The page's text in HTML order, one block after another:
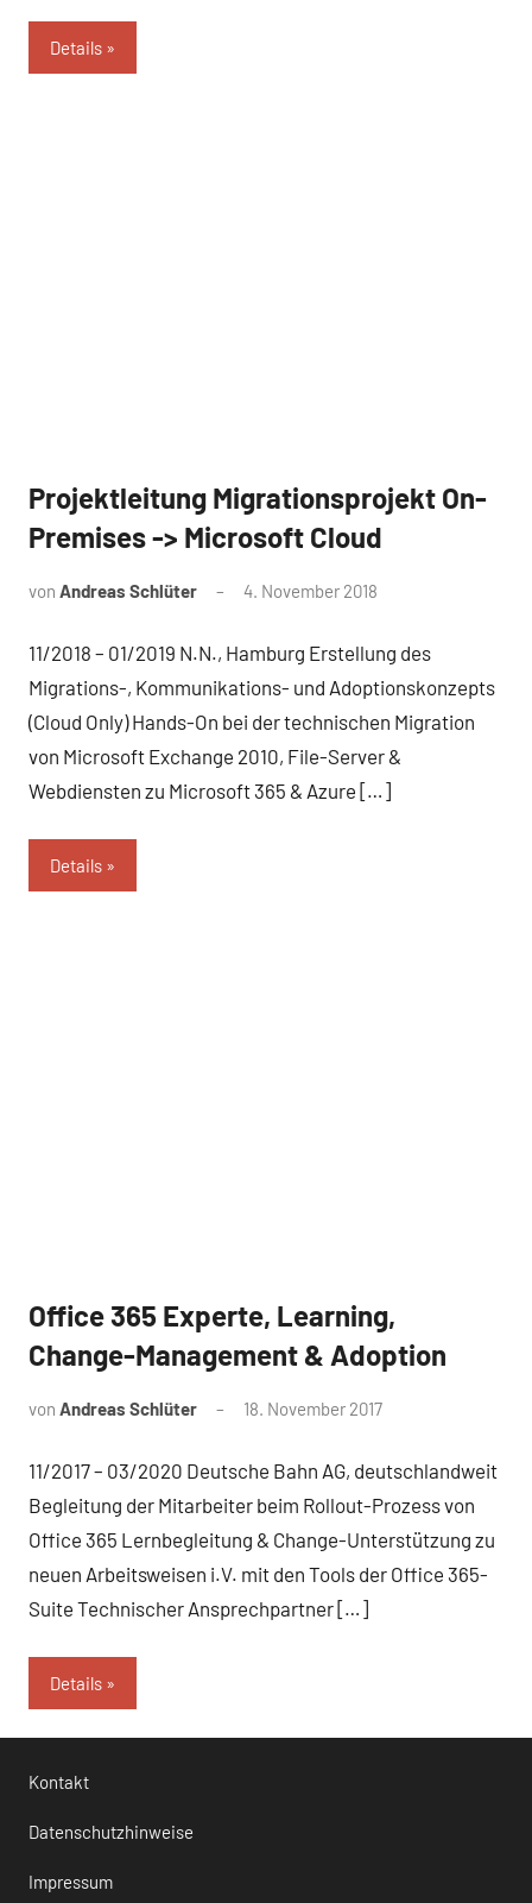
Details
Referenz
Projektleitung Migrationsprojekt On-
Premises -> Microsoft Cloud
von Andreas Schlüter 4. November 2018
11/2018 – 01/2019 N.N., Hamburg Erstellung des
Migrations-, Kommunikations- und Adoptionskonzepts
(Cloud Only) Hands-On bei der technischen Migration
von Microsoft Exchange 2010, File-Server &
Webdiensten zu Microsoft 365 & Azure […]
Details
Referenz
Office 365 Experte, Learning,
Change-Management & Adoption
von Andreas Schlüter 18. November 2017
11/2017 – 03/2020 Deutsche Bahn AG, deutschlandweit
Begleitung der Mitarbeiter beim Rollout-Prozess von
Office 365 Lernbegleitung & Change-Unterstützung zu
neuen Arbeitsweisen i.V. mit den Tools der Office 365-
Suite Technischer Ansprechpartner […]
Details
Kontakt
Datenschutzhinweise
Impressum